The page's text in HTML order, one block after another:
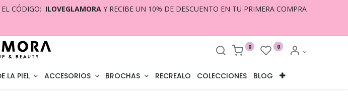
CÓDIGO: ILOVEGLAMORA Y RECIBE UN 10% DE DESCUENTO EN TU PRIMERA COMPRA
0 0
LA PIEL ACCESORIOS BROCHAS RECREALO COLECCIONES BLOG